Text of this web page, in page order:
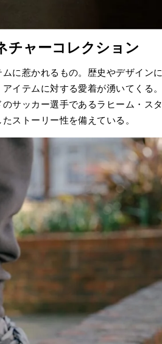
チャーコレクション
に惹かれるもの。歴史やデザインに
イテムに対する愛着が湧いてくる。
サッカー選手であるラヒーム・スタ
ストーリー性を備えている。